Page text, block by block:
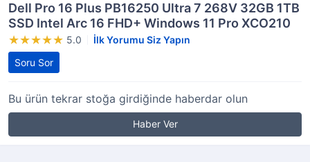
Dell Pro 16 Plus PB16250 Ultra 7 268V 32GB 1TB
SSD Intel Arc 16 FHD+ Windows 11 Pro XCO210
5.0
İlk Yorumu Siz Yapın
Soru Sor
Bu ürün tekrar stoğa girdiğinde haberdar olun
Haber Ver